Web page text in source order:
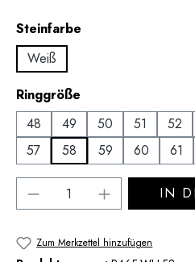
Steinfarbe
Weiß
Ringgröße
48
49 50 51 52
57
58 59 60 61
Produkt Anzahl: Gib
IN
Zum Merkzettel hinzufügen